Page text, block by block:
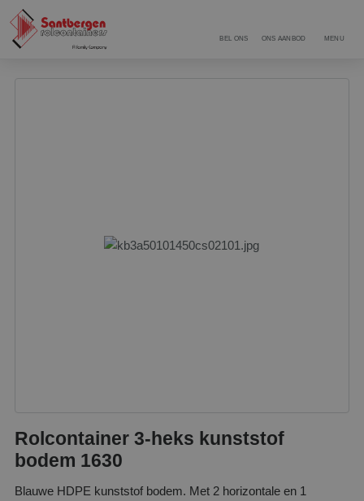
BEL ONS ONS AANBOD MENU
Rolcontainer 3-heks kunststof
bodem 1630
Blauwe HDPE kunststof bodem. Met 2 horizontale en 1